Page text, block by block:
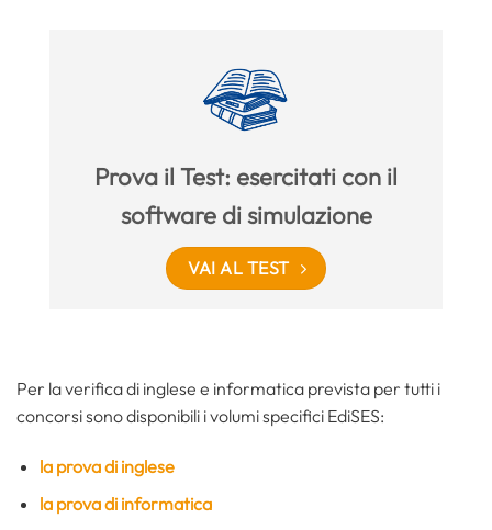
Prova il Test: esercitati con il
software di simulazione
VAI AL TEST
Per la verifica di inglese e informatica prevista per tutti i
concorsi sono disponibili i volumi specifici EdiSES:
la prova di inglese
la prova di informatica